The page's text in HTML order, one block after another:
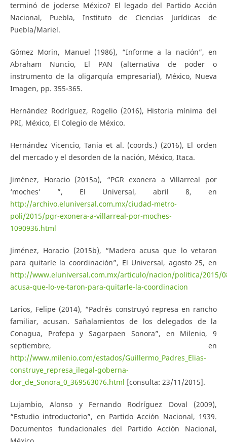
terminó de joderse México? El legado del Partido Acción
Nacional, Puebla, Instituto de Ciencias Jurídicas de
Puebla/Mariel.
Gómez Morin, Manuel (1986), “Informe a la nación”, en
Abraham Nuncio, El PAN (alternativa de poder o
instrumento de la oligarquía empresarial), México, Nueva
Imagen, pp. 355-365.
Hernández Rodríguez, Rogelio (2016), Historia mínima del
PRI, México, El Colegio de México.
Hernández Vicencio, Tania et al. (coords.) (2016), El orden
del mercado y el desorden de la nación, México, Itaca.
Jiménez, Horacio (2015a), “PGR exonera a Villarreal por
‘moches’ ”, El Universal, abril 8, en
http://archivo.eluniversal.com.mx/ciudad-metro-
poli/2015/pgr-exonera-a-villarreal-por-moches-
1090936.html
Jiménez, Horacio (2015b), “Madero acusa que lo vetaron
para quitarle la coordinación”, El Universal, agosto 25, en
http://www.eluniversal.com.mx/articulo/nacion/politica/2015/
acusa-que-lo-ve-taron-para-quitarle-la-coordinacion
Larios, Felipe (2014), “Padrés construyó represa en rancho
familiar, acusan. Sañalamientos de los delegados de la
Conagua, Profepa y Sagarpaen Sonora”, en Milenio, 9
septiembre, en
http://www.milenio.com/estados/Guillermo_Padres_Elias-
construye_represa_ilegal-goberna-
dor_de_Sonora_0_369563076.html [consulta: 23/11/2015].
Lujambio, Alonso y Fernando Rodríguez Doval (2009),
“Estudio introductorio”, en Partido Acción Nacional, 1939.
Documentos fundacionales del Partido Acción Nacional,